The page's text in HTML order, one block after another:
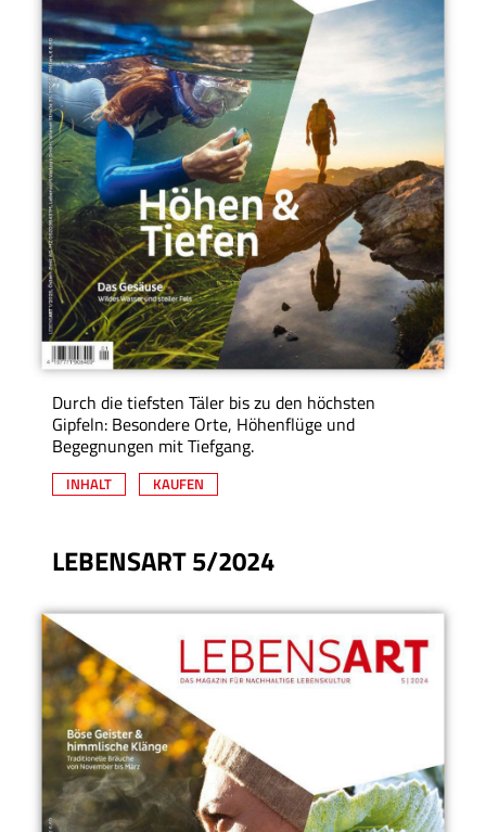
Durch die tiefsten Täler bis zu den höchsten
Gipfeln: Besondere Orte, Höhenflüge und
Begegnungen mit Tiefgang.
INHALT KAUFEN
LEBENSART 5/2024